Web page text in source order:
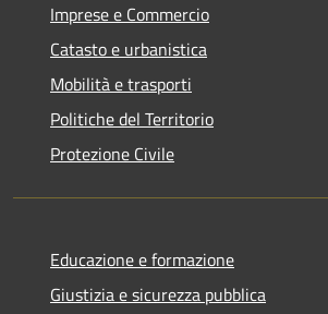
Imprese e Commercio
Catasto e urbanistica
Mobilità e trasporti
Politiche del Territorio
Protezione Civile
Educazione e formazione
Giustizia e sicurezza pubblica